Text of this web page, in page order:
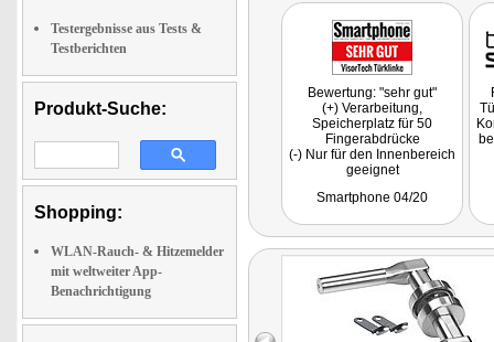
Testergebnisse aus Tests &
Testberichten
Produkt-Suche:
Shopping:
WLAN-Rauch- & Hitzemelder
mit weltweiter App-
Benachrichtigung
Bewertung: "sehr gut"
(+) Verarbeitung,
Speicherplatz für 50
Fingerabdrücke
(-) Nur für den Innenbereich
geeignet
Edelstahl gefertigten
wahlweise mittels
Fingerabdruck oder ...
Transponder auf- bzw.
abschließen."
Smartphone 04/20